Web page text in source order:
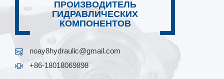
ПРОИЗВОДИТЕЛЬ
ГИДРАВЛИЧЕСКИХ
КОМПОНЕНТОВ
noay8hydraulic@gmail.com
+86-18018069898